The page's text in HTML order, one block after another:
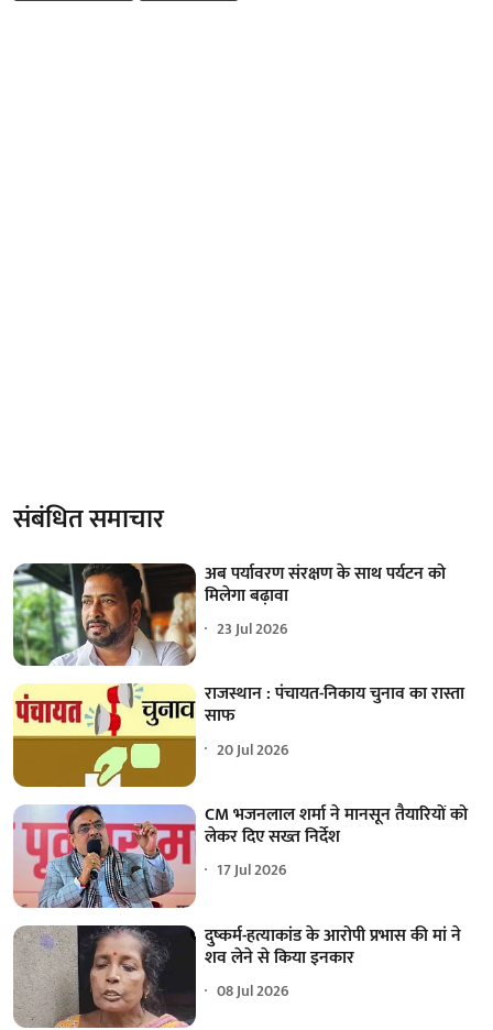
संबंधित समाचार
अब पर्यावरण संरक्षण के साथ पर्यटन को
मिलेगा बढ़ावा
23 Jul 2026
राजस्थान : पंचायत-निकाय चुनाव का रास्ता
साफ
20 Jul 2026
CM भजनलाल शर्मा ने मानसून तैयारियों को
लेकर दिए सख्त निर्देश
17 Jul 2026
दुष्कर्म-हत्याकांड के आरोपी प्रभास की मां ने
शव लेने से किया इनकार
08 Jul 2026